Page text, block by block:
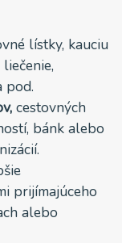
lístky, kauciu
pod.
cestovných
bánk alebo
prijímajúceho
alebo